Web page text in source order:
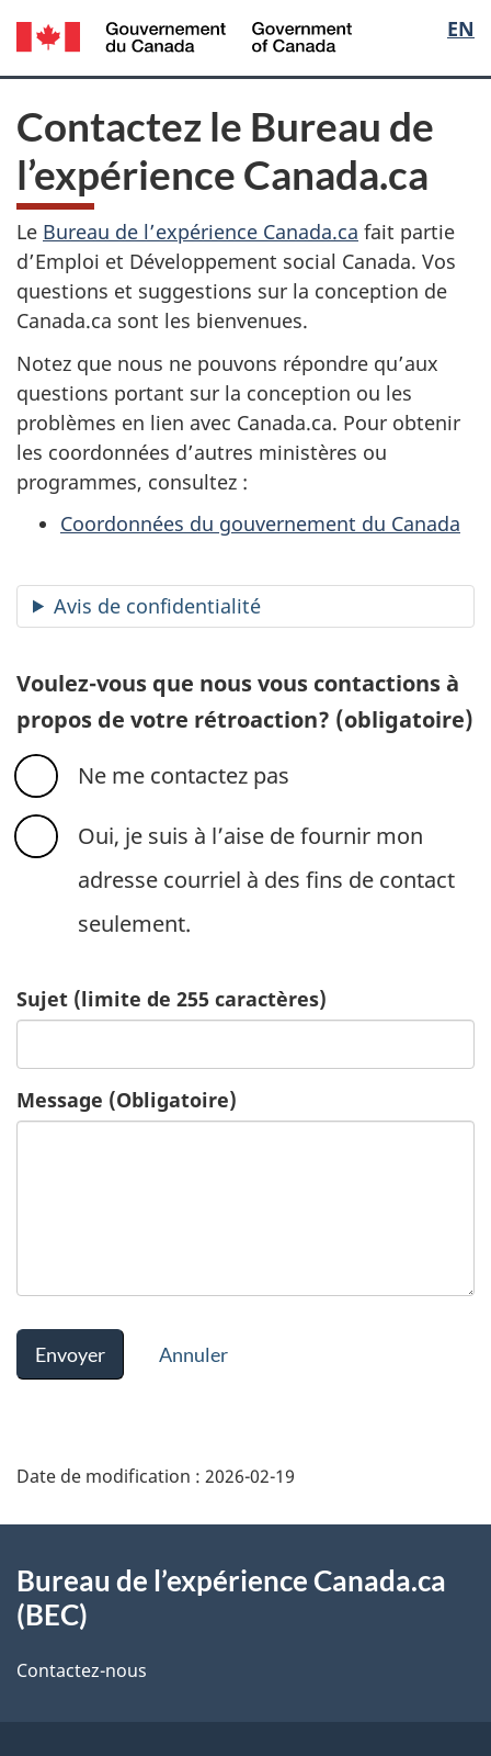
Passer
au
contenu
Passer
à
la
HTML
de
la
EN
of
Contactez le Bureau de
l’expérience Canada.ca
Le Bureau de l’expérience Canada.ca fait partie
d’Emploi et Développement social Canada. Vos
questions et suggestions sur la conception de
Canada.ca sont les bienvenues.
Notez que nous ne pouvons répondre qu’aux
questions portant sur la conception ou les
problèmes en lien avec Canada.ca. Pour obtenir
les coordonnées d’autres ministères ou
programmes, consultez :
Coordonnées du gouvernement du Canada
Avis de confidentialité
Voulez-vous que nous vous contactions à
propos de votre rétroaction? (obligatoire)
Ne me contactez pas
Oui, je suis à l’aise de fournir mon
adresse courriel à des fins de contact
seulement.
Sujet (limite de 255 caractères)
Message (Obligatoire)
Envoyer Annuler
é
a
i
l
Date de modification : 2026-02-19
propos
de
ce
Bureau de l’expérience Canada.ca
(BEC)
Contactez-nous